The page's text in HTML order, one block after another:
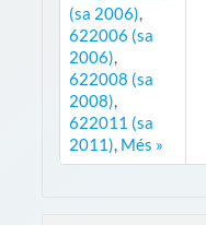
(sa 2006),
622006 (sa
2006),
622008 (sa
2008),
622011 (sa
2011), Més »